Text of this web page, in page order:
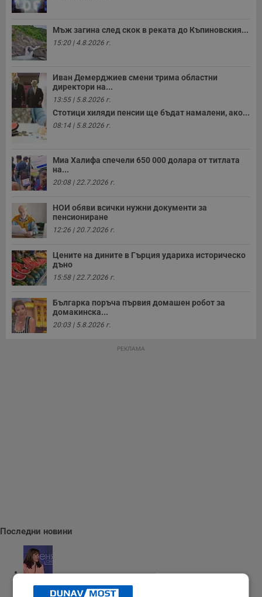
Мъж загина след скок в реката до Къпиновския...
15:20 | 4.8.2026 г.
Иван Демерджиев смени трима областни
директори на...
13:55 | 5.8.2026 г.
Стотици хиляди пенсии ще бъдат намалени, ако...
08:14 | 5.8.2026 г.
Миа Халифа спечели 650 000 долара от титлата
на...
20:08 | 22.7.2026 г.
НОИ обяви всички нужни документи за
пенсиониране
12:26 | 20.7.2026 г.
Цените на дините в Гърция удариха историческо
дъно
15:58 | 22.7.2026 г.
Българка поръча първия домашен робот за
домакинска...
20:03 | 5.8.2026 г.
РЕКЛАМА
Последни новини
Наталия Ефремова: Минималната заплата няма да е 620 евро